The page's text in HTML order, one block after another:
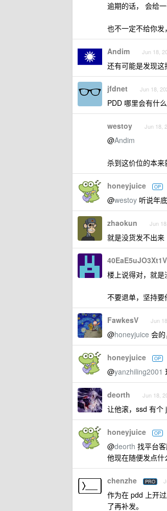
逾期的话， 会给
也不一定不给你
Andim Jun 18,
还有可能是发现这
jfdnet Jun 18,
PDD 哪里会有什
westoy Jun 18,
@Andim
杀到这价位的本
honeyjuice OP
@westoy 听说年
zhaokun Jun
就是没货发不出来
楼上说得对，就是
不要退单，坚持要
FawkesV Jun
@honeyjuice 会
honeyjuice OP
@yanzhiling2001
deorth Jun 18,
让他滚，ssd 有个
honeyjuice OP
@deorth 找平台
他现在随便发点
chenzhe PRO
作为在 pdd 上开
了再补发。